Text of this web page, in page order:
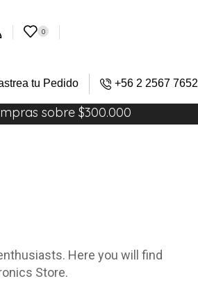
0
tu Pedido +56 2 2567 7652
sobre $300.000
Here you will find
Store.